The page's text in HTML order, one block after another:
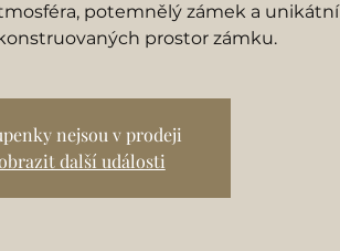
potemnělý zámek a unikátní
prostor zámku.
nejsou v prodeji
další události